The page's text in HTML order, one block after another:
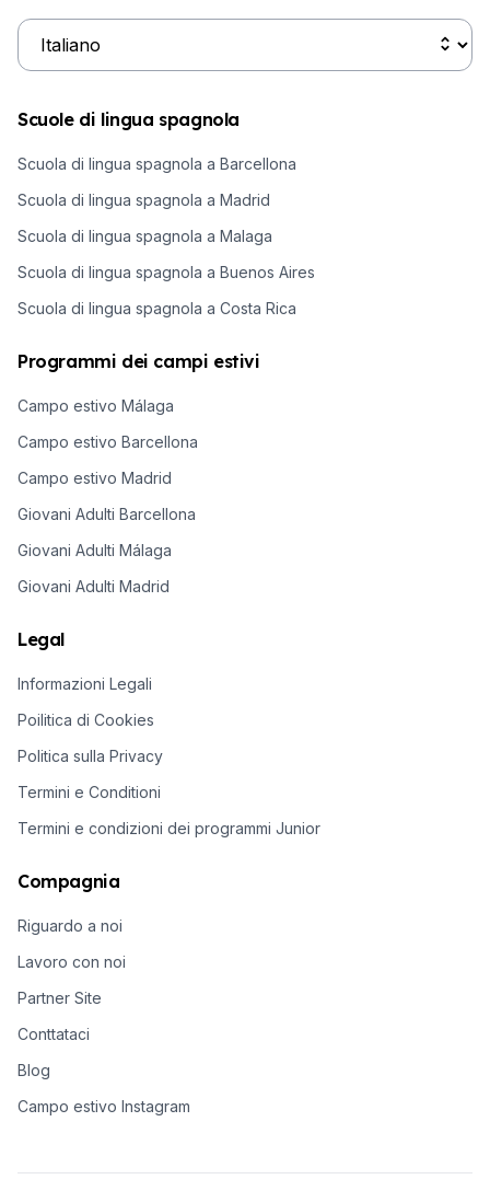
Scuole di lingua spagnola
Scuola di lingua spagnola a Barcellona
Scuola di lingua spagnola a Madrid
Scuola di lingua spagnola a Malaga
Scuola di lingua spagnola a Buenos Aires
Scuola di lingua spagnola a Costa Rica
Programmi dei campi estivi
Campo estivo Málaga
Campo estivo Barcellona
Campo estivo Madrid
Giovani Adulti Barcellona
Giovani Adulti Málaga
Giovani Adulti Madrid
Legal
Informazioni Legali
Poilitica di Cookies
Politica sulla Privacy
Termini e Conditioni
Termini e condizioni dei programmi Junior
Compagnia
Riguardo a noi
Lavoro con noi
Partner Site
Conttataci
Blog
Campo estivo Instagram